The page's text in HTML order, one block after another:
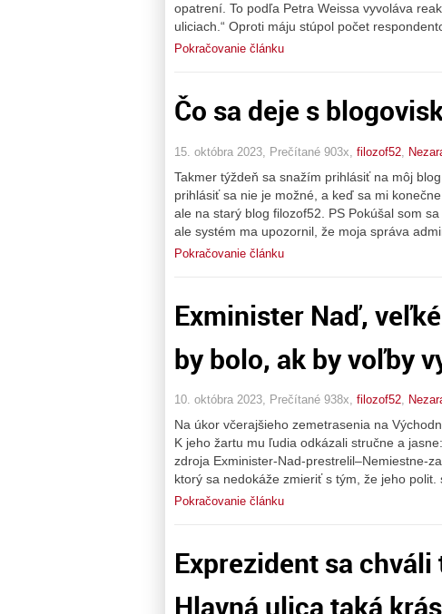
opatrení. To podľa Petra Weissa vyvoláva
uliciach.“ Oproti máju stúpol počet
Pokračovanie článku
Čo sa deje s
15. októbra 2023, Prečítané 903x, filozof52
Takmer týždeň sa snažím prihlásiť na môj
prihlásiť sa nie je možné, a keď sa mi
ale na starý blog filozof52. PS Pokúšal som
ale systém ma upozornil, že moja správa
Pokračovanie článku
Exminister Naď,
by bolo, ak by voľby
10. októbra 2023, Prečítané 938x, filozof52,
Na úkor včerajšieho zemetrasenia na
K jeho žartu mu ľudia odkázali stručne a
zdroja Exminister-Nad-prestrelil–Nemiestne-
ktorý sa nedokáže zmieriť s tým, že jeho
Pokračovanie článku
Exprezident sa